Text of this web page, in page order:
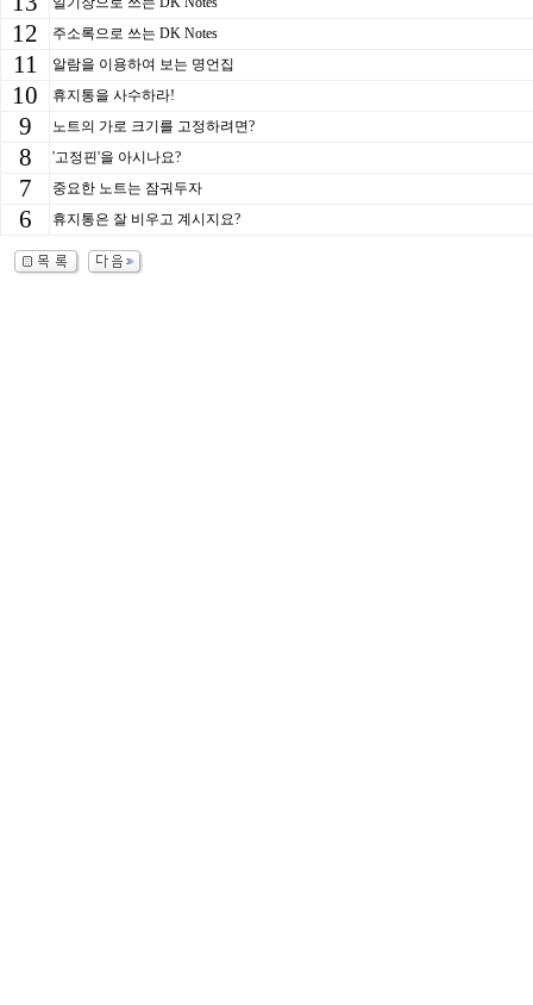
12 주소록으로 쓰는 DK Notes
11 알람을 이용하여 보는 명언집
10 휴지통을 사수하라!
9 노트의 가로 크기를 고정하려면?
8 '고정핀'을 아시나요?
7 중요한 노트는 잠궈두자
6 휴지통은 잘 비우고 계시지요?